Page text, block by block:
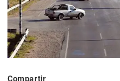
Compartir